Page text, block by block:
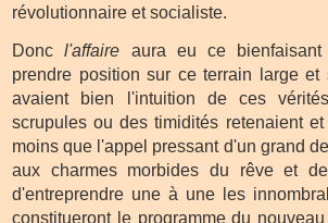
révolutionnaire et socialiste.
Doncl'affaire aura eu ce
prendre position sur ce terrain large
avaient bien l'intuition de ces
scrupules ou des timidités retenaient
moins que l'appel pressant d'un grand
aux charmes morbides du rêve et
d'entreprendre une à une les
constitueront le programme du